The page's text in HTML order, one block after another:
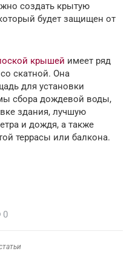
создать крытую
будет защищен от
крышей имеет ряд
скатной. Она
для установки
сбора дождевой воды,
здания, лучшую
и дождя, а также
террасы или балкона.
0